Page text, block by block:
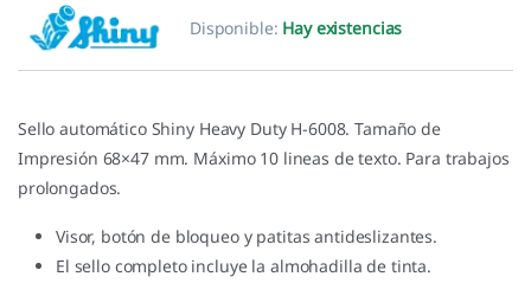
Disponible: Hay existencias
Sello automático Shiny Heavy Duty H-6008. Tamaño de
Impresión 68×47 mm. Máximo 10 lineas de texto. Para trabajos
prolongados.
Visor, botón de bloqueo y patitas antideslizantes.
El sello completo incluye la almohadilla de tinta.